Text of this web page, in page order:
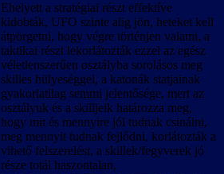
Ehelyett a stratégiai részt effektíve
kidobták, UFO szinte alig jön, heteket kell
átpörgetni, hogy végre történjen valami, a
taktikai részt lekorlátozták ezzel az egész
véletlenszerűen osztályba sorolásos meg
skilles hülyeséggel, a katonák statjainak
gyakorlatilag semmi jelentősége, mert az
osztályuk és a skilljeik határozza meg,
hogy mit és mennyire jól tudnak csinálni,
meg mennyit tudnak fejlődni, korlátozták a
vihető felszerelést, a skillek/fegyverek jó
része totál haszontalan,